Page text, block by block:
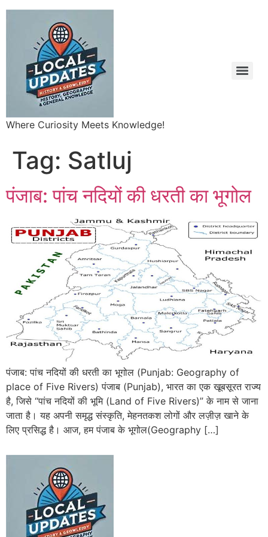
Where Curiosity Meets Knowledge!
Tag: Satluj
पंजाब: पांच नदियों की धरती का भूगोल
पंजाब: पांच नदियों की धरती का भूगोल (Punjab: Geography of
place of Five Rivers) पंजाब (Punjab), भारत का एक खूबसूरत राज्य
है, जिसे “पांच नदियों की भूमि (Land of Five Rivers)” के नाम से जाना
जाता है। यह अपनी समृद्ध संस्कृति, मेहनतकश लोगों और लज़ीज़ खाने के
लिए प्रसिद्ध है। आज, हम पंजाब के भूगोल(Geography […]